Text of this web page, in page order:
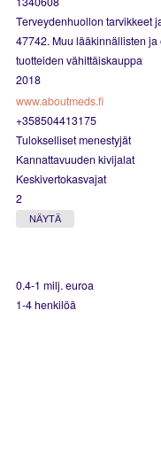
Terveydenhuollon tarvikkeet
47742. Muu lääkinnällisten ja
tuotteiden vähittäiskauppa
2018
www.aboutmeds.fi
+358504413175
Tulokselliset menestyjät
Kannattavuuden kivijalat
Keskivertokasvajat
2
NÄYTÄ
0.4-1 milj. euroa
1-4 henkilöä